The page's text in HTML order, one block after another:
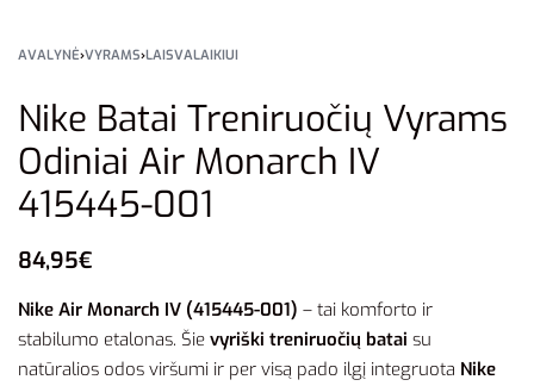
AVALYNĖ›VYRAMS›LAISVALAIKIUI
Nike Batai Treniruočių Vyrams
Odiniai Air Monarch IV
415445-001
84,95€
Nike Air Monarch IV (415445-001) – tai komforto ir
stabilumo etalonas. Šie vyriški treniruočių batai su
natūralios odos viršumi ir per visą pado ilgį integruota Nike